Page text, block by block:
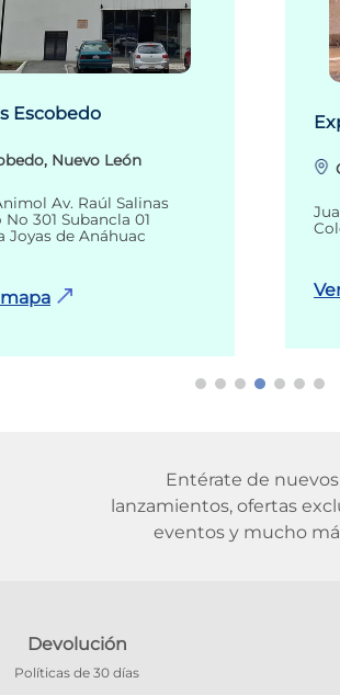
Escobedo
Nuevo León
Av. Raúl Salinas
No 301 Subancla 01
Joyas de Anáhuac
Entérate de nuevos
lanzamientos, ofertas
eventos y mucho
Devolución
Políticas de 30 días